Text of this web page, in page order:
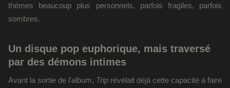
thèmes beaucoup plus personnels, parfois fragiles, parfois
sombres.
Un disque pop euphorique, mais traversé
par des démons intimes
Avant la sortie de l’album, Trip révélait déjà cette capacité à faire